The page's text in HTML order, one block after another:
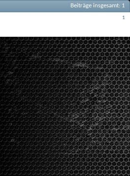
Beiträge insgesamt 1
1